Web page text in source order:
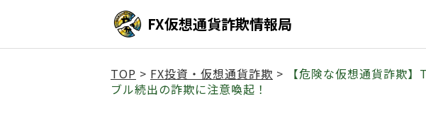
FX仮想通貨詐欺情報局
TOP > FX投資・仮想通貨詐欺 >
【危険な仮想通貨詐欺
ブル続出の詐欺に注意喚起！